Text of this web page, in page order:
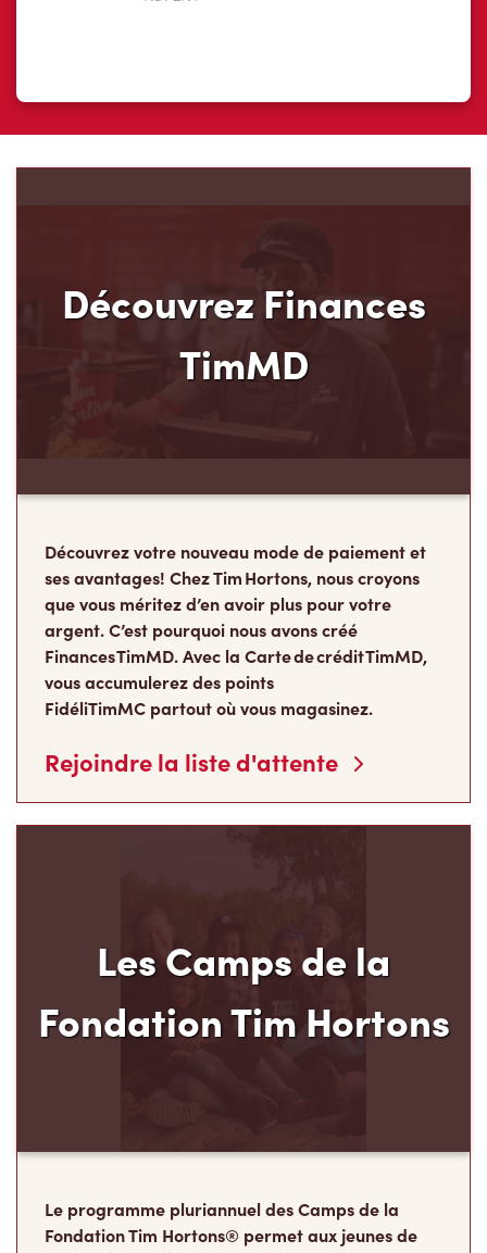
Découvrez Finances
TimMD
Découvrez votre nouveau mode de paiement et
ses avantages! Chez Tim Hortons, nous croyons
que vous méritez d’en avoir plus pour votre
argent. C’est pourquoi nous avons créé
Finances TimMD. Avec la Carte de crédit TimMD,
vous accumulerez des points
FidéliTimMC partout où vous magasinez.
Rejoindre la liste d'attente
Les Camps de la
Fondation Tim Hortons
Le programme pluriannuel des Camps de la
Fondation Tim Hortons® permet aux jeunes de